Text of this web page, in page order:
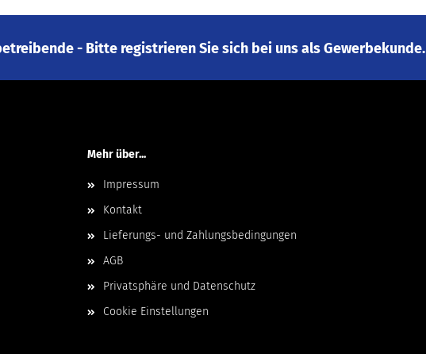
- Bitte registrieren Sie sich bei uns als Gewerbekunde.
Mehr über...
Impressum
Kontakt
Lieferungs- und Zahlungsbedingungen
AGB
Privatsphäre und Datenschutz
Cookie Einstellungen